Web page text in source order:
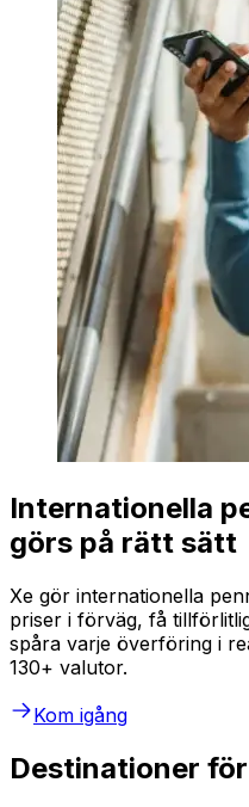
Internationella
görs på rätt sätt
Xe gör internationella
priser i förväg, få
spåra varje överföring i
130+ valutor.
Kom igång
Destinationer